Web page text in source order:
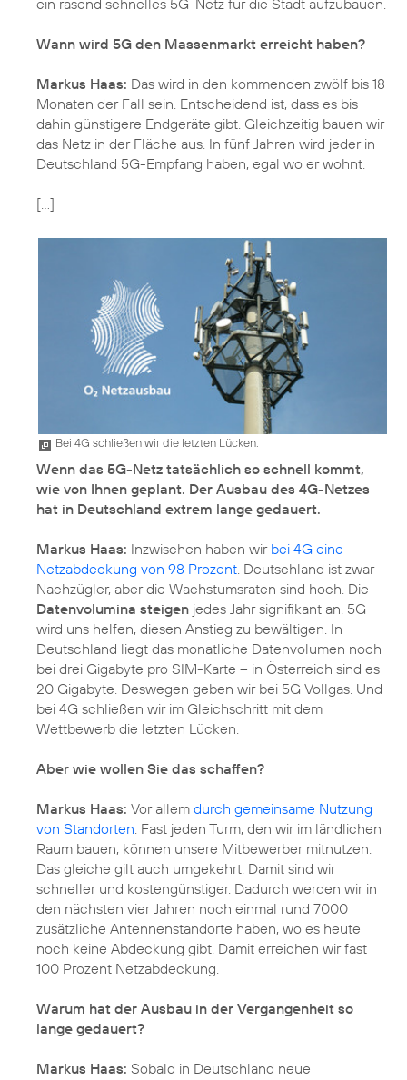
Wann wird 5G den Massenmarkt erreicht haben?
Markus Haas: Das wird in den kommenden zwölf bis 18
Monaten der Fall sein. Entscheidend ist, dass es bis
dahin günstigere Endgeräte gibt. Gleichzeitig bauen wir
das Netz in der Fläche aus. In fünf Jahren wird jeder in
Deutschland 5G-Empfang haben, egal wo er wohnt.
[...]
Bei 4G schließen wir die letzten Lücken.
Wenn das 5G-Netz tatsächlich so schnell kommt,
wie von Ihnen geplant. Der Ausbau des 4G-Netzes
hat in Deutschland extrem lange gedauert.
Markus Haas: Inzwischen haben wir bei 4G eine
Netzabdeckung von 98 Prozent. Deutschland ist zwar
Nachzügler, aber die Wachstumsraten sind hoch. Die
Datenvolumina steigen jedes Jahr signifikant an. 5G
wird uns helfen, diesen Anstieg zu bewältigen. In
Deutschland liegt das monatliche Datenvolumen noch
bei drei Gigabyte pro SIM-Karte – in Österreich sind es
20 Gigabyte. Deswegen geben wir bei 5G Vollgas. Und
bei 4G schließen wir im Gleichschritt mit dem
Wettbewerb die letzten Lücken.
Aber wie wollen Sie das schaffen?
Markus Haas: Vor allem durch gemeinsame Nutzung
von Standorten. Fast jeden Turm, den wir im ländlichen
Raum bauen, können unsere Mitbewerber mitnutzen.
Das gleiche gilt auch umgekehrt. Damit sind wir
schneller und kostengünstiger. Dadurch werden wir in
den nächsten vier Jahren noch einmal rund 7000
zusätzliche Antennenstandorte haben, wo es heute
noch keine Abdeckung gibt. Damit erreichen wir fast
100 Prozent Netzabdeckung.
Warum hat der Ausbau in der Vergangenheit so
lange gedauert?
Markus Haas: Sobald in Deutschland neue